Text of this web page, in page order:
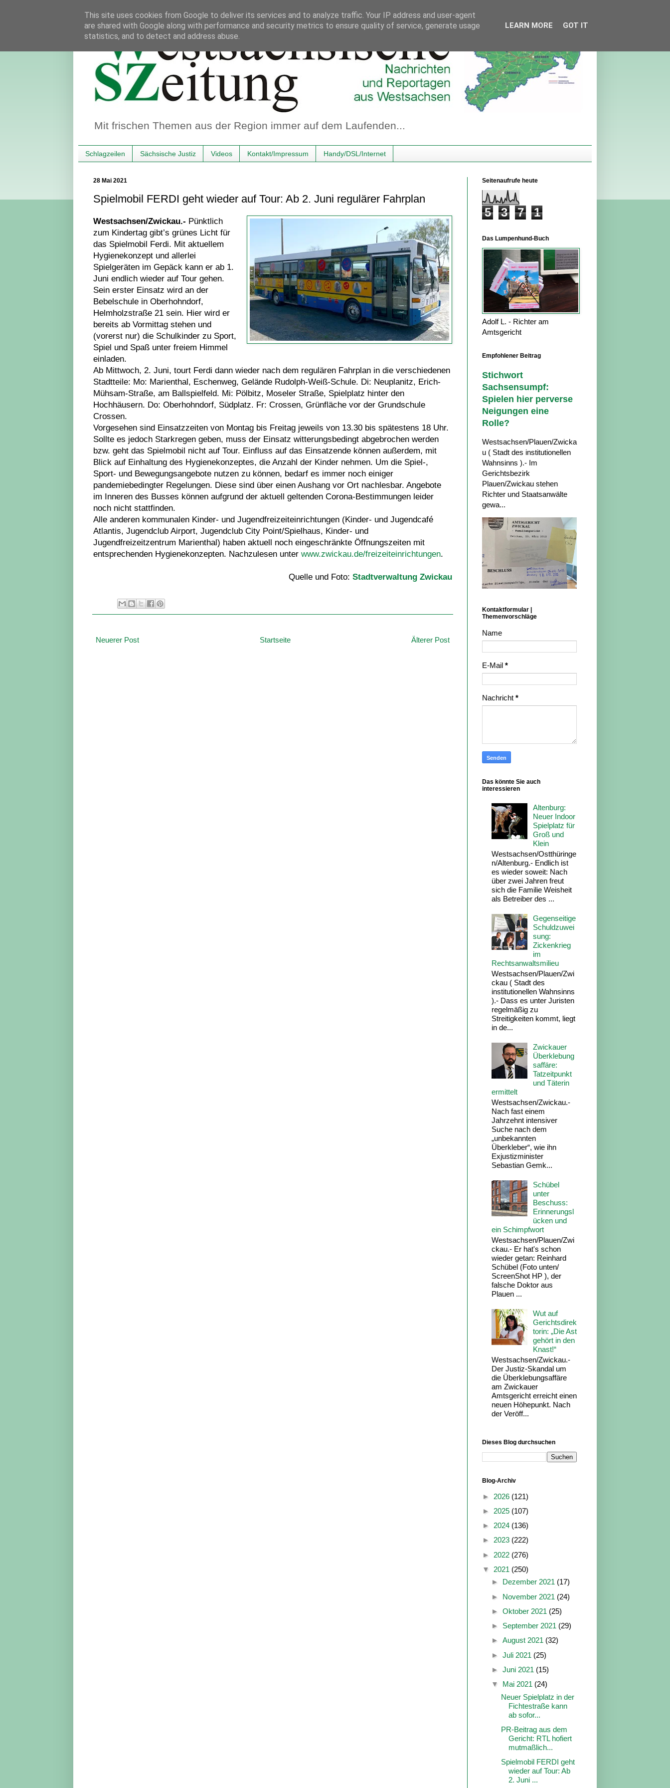
Mit frischen Themen aus der Region immer auf dem Laufenden...
Schlagzeilen Sächsische Justiz Videos Kontakt/Impressum Handy/DSL/Internet
28 Mai 2021
Spielmobil FERDI geht wieder auf Tour: Ab 2. Juni regulärer Fahrplan
Westsachsen/Zwickau.- Pünktlich
zum Kindertag gibt’s grünes Licht für
das Spielmobil Ferdi. Mit aktuellem
Hygienekonzept und allerlei
Spielgeräten im Gepäck kann er ab 1.
Juni endlich wieder auf Tour gehen.
Sein erster Einsatz wird an der
Bebelschule in Oberhohndorf,
Helmholzstraße 21 sein. Hier wird er
bereits ab Vormittag stehen und
(vorerst nur) die Schulkinder zu Sport,
Spiel und Spaß unter freiem Himmel
einladen.
Ab Mittwoch, 2. Juni, tourt Ferdi dann wieder nach dem regulären Fahrplan in die verschiedenen
Stadtteile: Mo: Marienthal, Eschenweg, Gelände Rudolph-Weiß-Schule. Di: Neuplanitz, Erich-
Mühsam-Straße, am Ballspielfeld. Mi: Pölbitz, Moseler Straße, Spielplatz hinter den
Hochhäusern. Do: Oberhohndorf, Südplatz. Fr: Crossen, Grünfläche vor der Grundschule
Crossen.
Vorgesehen sind Einsatzzeiten von Montag bis Freitag jeweils von 13.30 bis spätestens 18 Uhr.
Sollte es jedoch Starkregen geben, muss der Einsatz witterungsbedingt abgebrochen werden
bzw. geht das Spielmobil nicht auf Tour. Einfluss auf das Einsatzende können außerdem, mit
Blick auf Einhaltung des Hygienekonzeptes, die Anzahl der Kinder nehmen. Um die Spiel-,
Sport- und Bewegungsangebote nutzen zu können, bedarf es immer noch einiger
pandemiebedingter Regelungen. Diese sind über einen Aushang vor Ort nachlesbar. Angebote
im Inneren des Busses können aufgrund der aktuell geltenden Corona-Bestimmungen leider
noch nicht stattfinden.
Alle anderen kommunalen Kinder- und Jugendfreizeiteinrichtungen (Kinder- und Jugendcafé
Atlantis, Jugendclub Airport, Jugendclub City Point/Spielhaus, Kinder- und
Jugendfreizeitzentrum Marienthal) haben aktuell noch eingeschränkte Öffnungszeiten mit
entsprechenden Hygienekonzepten. Nachzulesen unter www.zwickau.de/freizeiteinrichtungen.
Quelle und Foto: Stadtverwaltung Zwickau
Neuerer Post Älterer Post
Startseite
Seitenaufrufe heute
5 3 7 1
Das Lumpenhund-Buch
Adolf L. - Richter am
Amtsgericht
Empfohlener Beitrag
Stichwort
Sachsensumpf:
Spielen hier perverse
Neigungen eine
Rolle?
Westsachsen/Plauen/Zwicka
u ( Stadt des institutionellen
Wahnsinns ).- Im
Gerichtsbezirk
Plauen/Zwickau stehen
Richter und Staatsanwälte
gewa...
Kontaktformular |
Themenvorschläge
Name
E-Mail *
Nachricht *
Das könnte Sie auch
interessieren
Altenburg:
Neuer Indoor
Spielplatz für
Groß und
Klein
Westsachsen/Ostthüringe
n/Altenburg.- Endlich ist
es wieder soweit: Nach
über zwei Jahren freut
sich die Familie Weisheit
als Betreiber des ...
Gegenseitige
Schuldzuwei
sung:
Zickenkrieg
im
Rechtsanwaltsmilieu
Westsachsen/Plauen/Zwi
ckau ( Stadt des
institutionellen Wahnsinns
).- Dass es unter Juristen
regelmäßig zu
Streitigkeiten kommt, liegt
in de...
Zwickauer
Überklebung
saffäre:
Tatzeitpunkt
und Täterin
ermittelt
Westsachsen/Zwickau.-
Nach fast einem
Jahrzehnt intensiver
Suche nach dem
„unbekannten
Überkleber“, wie ihn
Exjustizminister
Sebastian Gemk...
Schübel
unter
Beschuss:
Erinnerungsl
ücken und
ein Schimpfwort
Westsachsen/Plauen/Zwi
ckau.- Er hat's schon
wieder getan: Reinhard
Schübel (Foto unten/
ScreenShot HP ), der
falsche Doktor aus
Plauen ...
Wut auf
Gerichtsdirek
torin: „Die Ast
gehört in den
Knast!“
Westsachsen/Zwickau.-
Der Justiz-Skandal um
die Überklebungsaffäre
am Zwickauer
Amtsgericht erreicht einen
neuen Höhepunkt. Nach
der Veröff...
Dieses Blog durchsuchen
Blog-Archiv
► 2026 (121)
► 2025 (107)
► 2024 (136)
► 2023 (222)
► 2022 (276)
▼ 2021 (250)
► Dezember 2021 (17)
► November 2021 (24)
► Oktober 2021 (25)
► September 2021 (29)
► August 2021 (32)
► Juli 2021 (25)
► Juni 2021 (15)
▼ Mai 2021 (24)
Neuer Spielplatz in der
Fichtestraße kann
ab sofor...
PR-Beitrag aus dem
Gericht: RTL hofiert
mutmaßlich...
Spielmobil FERDI geht
wieder auf Tour: Ab
2. Juni ...
This site uses cookies from Google to deliver its services and to analyze traffic. Your IP address and user-agent
are shared with Google along with performance and security metrics to ensure quality of service, generate usage
statistics, and to detect and address abuse.
LEARN MORE GOT IT